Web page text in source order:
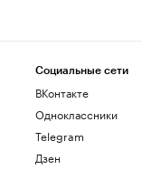
Социальные сети
ВКонтакте
Одноклассники
Telegram
Дзен